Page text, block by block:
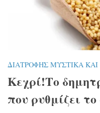
ΔΙΑΤΡΟΦΉΣ ΜΥΣΤΙΚΆ
Κεχρί!Το
που ρυθμίζει